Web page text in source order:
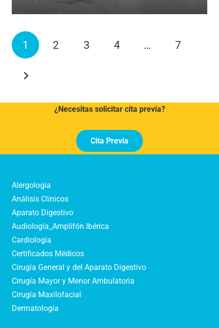
1 2 3 4 … 7
¿Necesitas solicitar cita previa?
Cita Previa
Alergologia
Análisis Clínicos
Aparato Digestivo
Audiología_Amplifón Ibérica
Cardiología
Certificados Médicos
Cirugía General y del Aparato Digestivo
Cirugía Mayor y Menor Ambulatoria
Cirugía Maxilofacial
Dermatología